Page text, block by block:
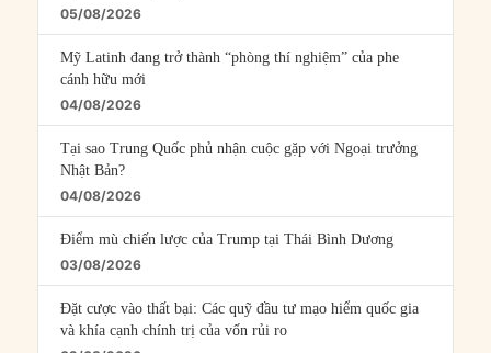
05/08/2026
Mỹ Latinh đang trở thành “phòng thí nghiệm” của phe
cánh hữu mới
04/08/2026
Tại sao Trung Quốc phủ nhận cuộc gặp với Ngoại trưởng
Nhật Bản?
04/08/2026
Điểm mù chiến lược của Trump tại Thái Bình Dương
03/08/2026
Đặt cược vào thất bại: Các quỹ đầu tư mạo hiểm quốc gia
và khía cạnh chính trị của vốn rủi ro